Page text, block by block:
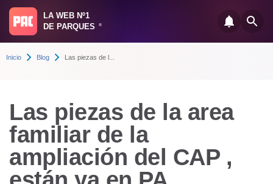
LA WEB Nº1
DE PARQUES
®
Inicio Blog Las piezas de l...
Las piezas de la area
familiar de la
ampliación del CAP ,